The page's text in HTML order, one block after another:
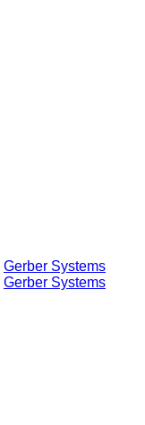
Gerber Systems
Gerber Systems